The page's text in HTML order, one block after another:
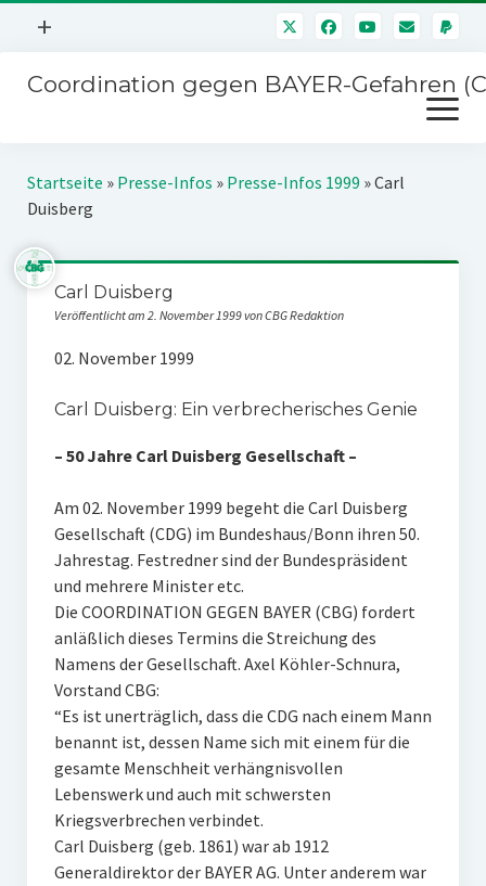
Menü
+
Mitmachen
Über uns
Kontakt
Impressum
Coordination gegen BAYER-Gefahren
Menü
öffnen
Kampagnen
Stichwort BAYER
Jahrestagung
SPENDEN
Startseite » Presse-Infos » Presse-Infos 1999 »Carl
Duisberg
Carl Duisberg
Veröffentlicht am 2. November 1999 von CBG Redaktion
02. November 1999
Carl Duisberg: Ein verbrecherisches Genie
– 50 Jahre Carl Duisberg Gesellschaft –
Am 02. November 1999 begeht die Carl Duisberg
Gesellschaft (CDG) im Bundeshaus/Bonn ihren 50.
Jahrestag. Festredner sind der Bundespräsident
und mehrere Minister etc.
Die COORDINATION GEGEN BAYER (CBG) fordert
anläßlich dieses Termins die Streichung des
Namens der Gesellschaft. Axel Köhler-Schnura,
Vorstand CBG:
“Es ist unerträglich, dass die CDG nach einem Mann
benannt ist, dessen Name sich mit einem für die
gesamte Menschheit verhängnisvollen
Lebenswerk und auch mit schwersten
Kriegsverbrechen verbindet.
Carl Duisberg (geb. 1861) war ab 1912
Generaldirektor der BAYER AG. Unter anderem war